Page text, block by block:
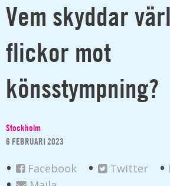
Vem skyddar
flickor mot
könsstympning?
Stockholm
6 FEBRUARI 2023
Facebook Twitter